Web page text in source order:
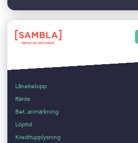
Lånebelopp
Ränta
Bet. anmärkning
Löptid
Kreditupplysning